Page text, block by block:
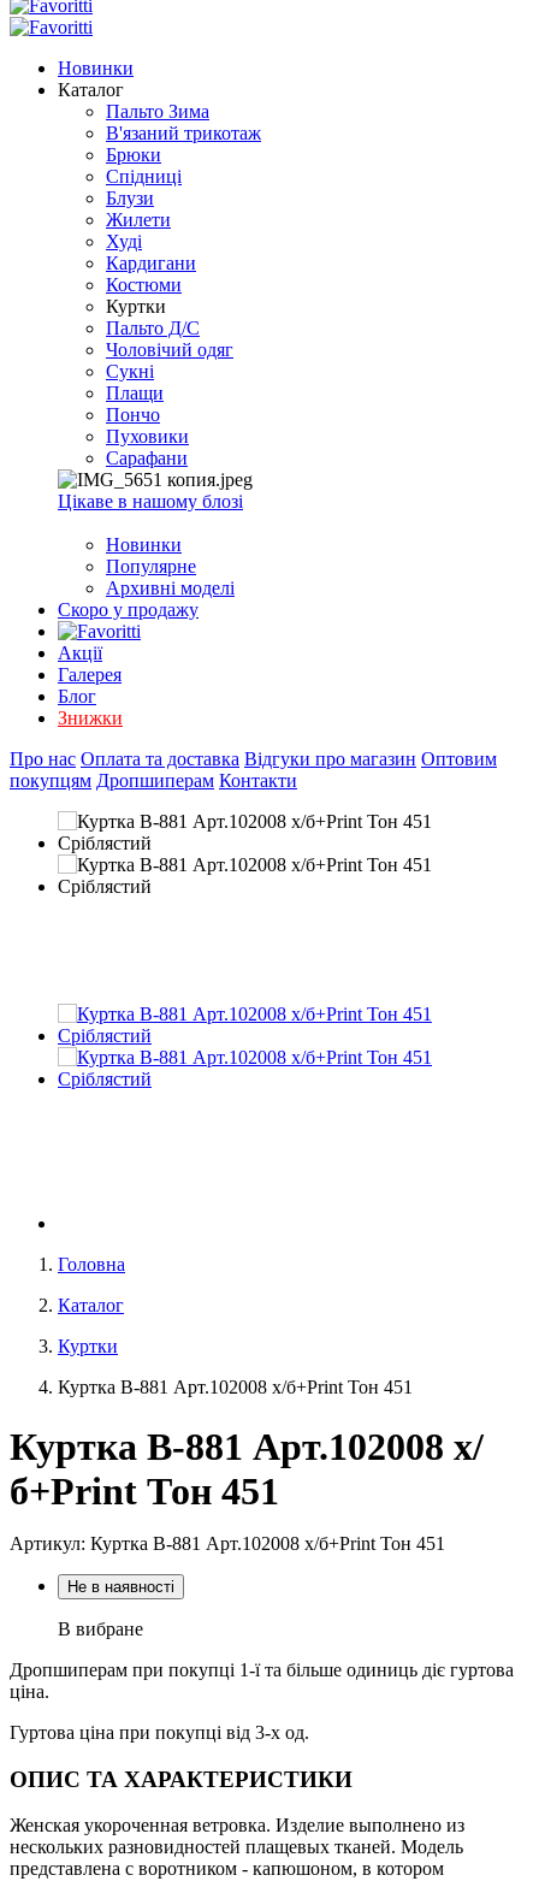
Новинки
Каталог
Пальто Зима
В'язаний трикотаж
Брюки
Спідниці
Блузи
Жилети
Худі
Кардигани
Костюми
Куртки
Пальто Д/С
Чоловічий одяг
Сукні
Плащи
Пончо
Пуховики
Сарафани
Цікаве в нашому блозі
Новинки
Популярне
Архивні моделі
Скоро у продажу
Акції
Галерея
Блог
Знижки
Про нас Оплата та доставка Відгуки про магазин Оптовим
покупцям Дропшиперам Контакти
Головна
Каталог
Куртки
Куртка В-881 Aрт.102008 х/б+Print Тон 451
Куртка В-881 Aрт.102008 х/
б+Print Тон 451
Артикул: Куртка В-881 Aрт.102008 х/б+Print Тон 451
Не в наявності
В вибране
Дропшиперам при покупці 1-ї та більше одиниць діє гуртова
ціна.
Гуртова ціна при покупці від 3-х од.
ОПИС ТА ХАРАКТЕРИСТИКИ
Женская укороченная ветровка. Изделие выполнено из
нескольких разновидностей плащевых тканей. Модель
представлена с воротником - капюшоном, в котором
(Опт)
XLSX